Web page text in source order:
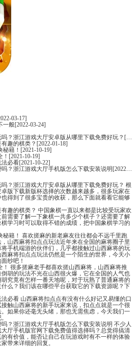
03-17]
一般[2022-03-24]
？浙江游戏大厅安卓版从哪里下载免费好玩？ [2022-06-16]
趣的棋类？ [2022-01-18]
籍！ [2021-10-19]
[2021-10-19]
法必看[2021-10-22]
？浙江游戏大厅手机版怎么下载安装说明 [2022-06-16]
？浙江游戏大厅安卓版从哪里下载免费好玩？ 根
版下载新版杯选择的次数越来越多，很多玩家在
得到了很多宝贵的收获，那么下面就看看它能够
趣的棋类？ 中国象棋一直以来都是比较受玩家欢
需要了解一下象棋一共多少个棋子？还需要了解
学习时可以取得不错的成绩，把中国象棋学习的
籍！ 喜欢搓麻的新老麻友往往都会不远千里跑
山西麻将扣点点玩法近年来在全国的麻将圈子里
手机端游的伙伴们，几乎都接触过山西麻将的玩
麻将扣点点玩法仍然是一个陌生的世界，今天小
纱吧！
很多搓麻老手都喜欢搓山西麻将，山西麻将推
胡的玩法不光在山西很火爆，它在全国的人气也
究竟有怎样一番天地呢，对于玩熟了普通麻将的
么？我们该在哪些平台获取它的下载资源呢？下
法必看 山西麻将扣点点有没有什么好记又易懂的口
触山西麻将的新手玩家来说，扣点点就是一个很
如果你还毫无头绪，那也无需焦虑，今天我们一
？浙江游戏大厅手机版怎么下载安装说明 不少人
厅手机版官网下载免费值得选择吗？总觉得搞清
有价值，能否让自己在玩游戏时有不一样的体验
带来详细的回复。